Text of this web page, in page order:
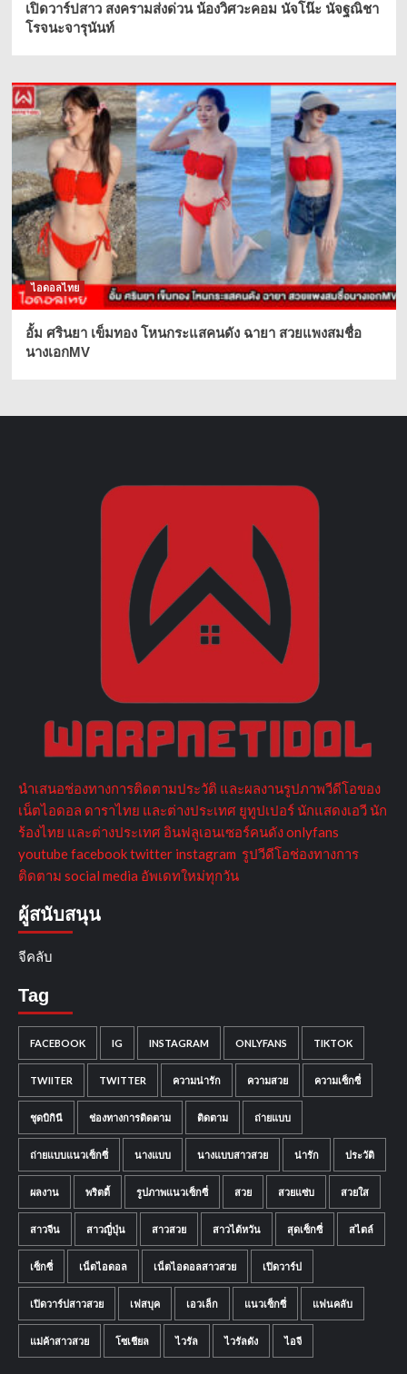
เปิดวาร์ปสาว สงครามส่งด่วน น้องวิศวะคอม นัจโน๊ะ นัจฐณิชา
โรจนะจารุนันท์
ไอดอลไทย
อั้ม ศรินยา เข็มทอง โหนกระแสคนดัง ฉายา สวยแพงสมชื่อ
นางเอกMV
นำเสนอช่องทางการติดตามประวัติ และผลงานรูปภาพวีดีโอของ
เน็ตไอดอล ดาราไทย และต่างประเทศ ยูทูปเปอร์ นักแสดงเอวี นัก
ร้องไทย และต่างประเทศ อินฟลูเอนเซอร์คนดัง onlyfans
youtube facebook twitter instagram รูปวีดีโอช่องทางการ
ติดตาม social media อัพเดทใหม่ทุกวัน
ผู้สนับสนุน
จีคลับ
Tag
FACEBOOK IG INSTAGRAM ONLYFANS TIKTOK
TWIITER TWITTER ความน่ารัก ความสวย ความเซ็กซี่
ชุดบิกินี ช่องทางการติดตาม ติดตาม ถ่ายแบบ
ถ่ายแบบแนวเซ็กซี่ นางแบบ นางแบบสาวสวย น่ารัก ประวัติ
ผลงาน พริตตี้ รูปภาพแนวเซ็กซี่ สวย สวยแซ่บ สวยใส
สาวจีน สาวญี่ปุ่น สาวสวย สาวไต้หวัน สุดเซ็กซี่ สไตล์
เซ็กซี่ เน็ตไอดอล เน็ตไอดอลสาวสวย เปิดวาร์ป
เปิดวาร์ปสาวสวย เฟสบุค เอวเล็ก แนวเซ็กซี่ แฟนคลับ
แม่ค้าสาวสวย โซเชียล ไวรัล ไวรัลดัง ไอจี